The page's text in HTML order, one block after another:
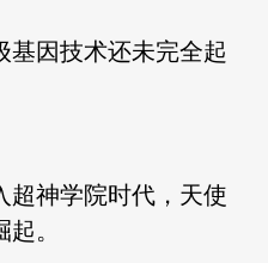
基因技术还未完全起
超神学院时代，天使
。